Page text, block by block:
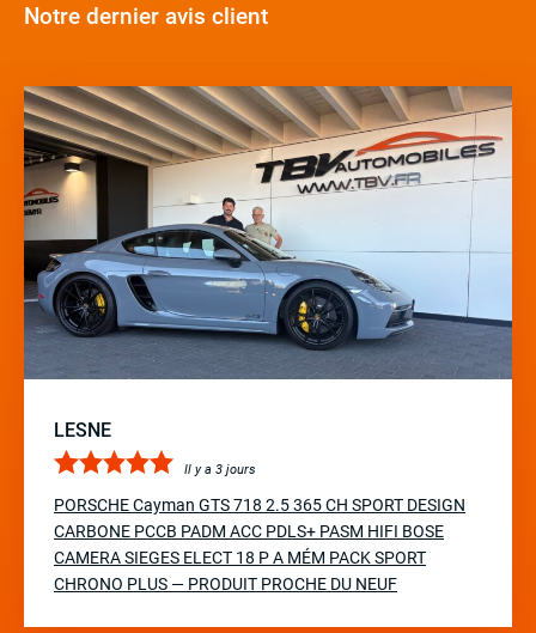
Notre dernier avis client
LESNE
Il y a 3 jours
PORSCHE Cayman GTS 718 2.5 365 CH SPORT DESIGN
CARBONE PCCB PADM ACC PDLS+ PASM HIFI BOSE
CAMERA SIEGES ELECT 18 P A MÉM PACK SPORT
CHRONO PLUS — PRODUIT PROCHE DU NEUF